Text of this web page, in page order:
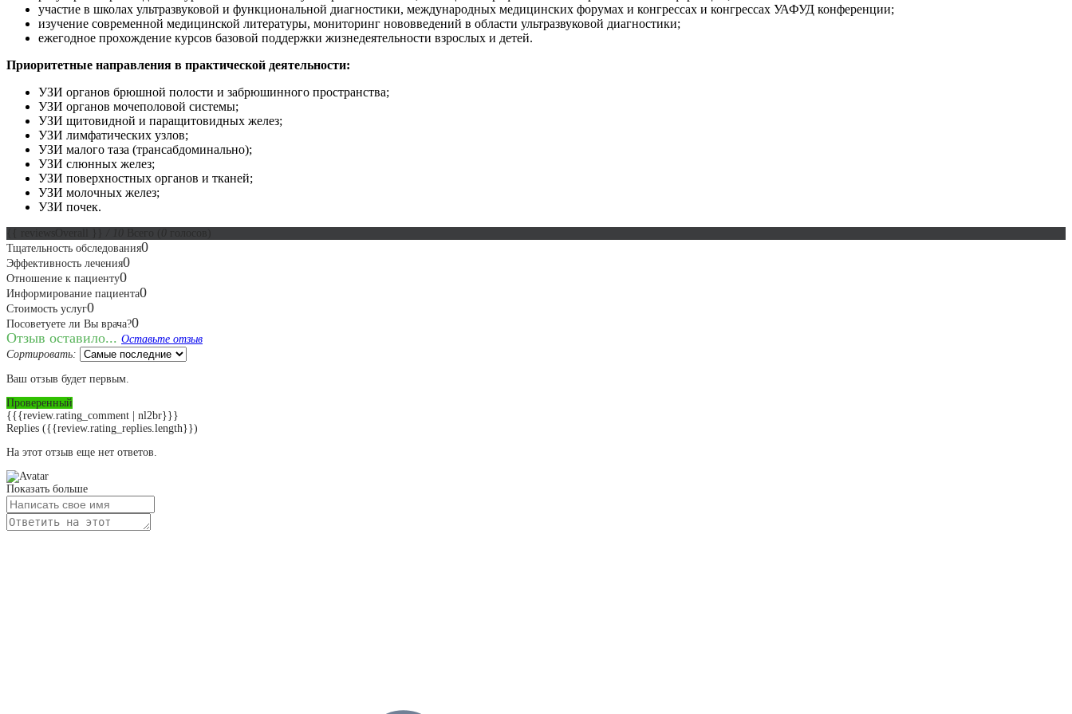
участие в школах ультразвуковой и функциональной диагностики, международных медицинских форумах и конгрессах и конгрессах УАФУД конференции;
изучение современной медицинской литературы, мониторинг нововведений в области ультразвуковой диагностики;
ежегодное прохождение курсов базовой поддержки жизнедеятельности взрослых и детей.
Приоритетные направления в практической деятельности:
УЗИ органов брюшной полости и забрюшинного пространства;
УЗИ органов мочеполовой системы;
УЗИ щитовидной и паращитовидных желез;
УЗИ лимфатических узлов;
УЗИ малого таза (трансабдоминально);
УЗИ слюнных желез;
УЗИ поверхностных органов и тканей;
УЗИ молочных желез;
УЗИ почек.
Тщательность обследования0
Эффективность лечения0
Отношение к пациенту0
Информирование пациента0
Стоимость услуг0
Посоветуете ли Вы врача?0
Отзыв оставило... Оставьте отзыв
Сортировать:
Ваш отзыв будет первым.
Проверенный
{{{review.rating_comment | nl2br}}}
Replies ({{review.rating_replies.length}})
На этот отзыв еще нет ответов.
Показать больше